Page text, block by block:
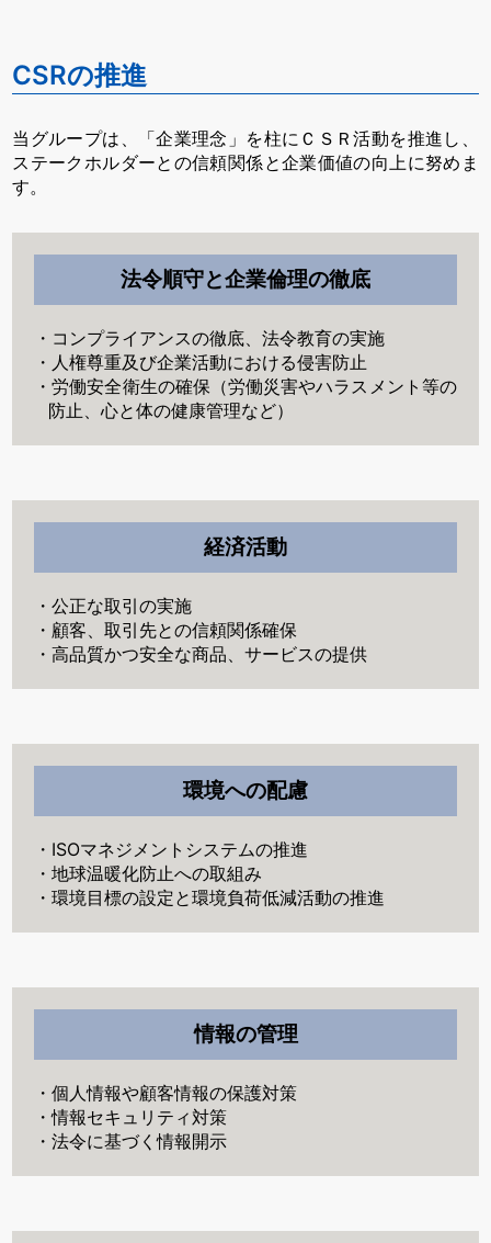
CSRの推進
当グループは、「企業理念」を柱にＣＳＲ活動を推進し、
ステークホルダーとの信頼関係と企業価値の向上に努めま
す。
法令順守と企業倫理の徹底
・コンプライアンスの徹底、法令教育の実施
・人権尊重及び企業活動における侵害防止
・労働安全衛生の確保（労働災害やハラスメント等の
防止、心と体の健康管理など）
経済活動
・公正な取引の実施
・顧客、取引先との信頼関係確保
・高品質かつ安全な商品、サービスの提供
環境への配慮
・ISOマネジメントシステムの推進
・地球温暖化防止への取組み
・環境目標の設定と環境負荷低減活動の推進
情報の管理
・個人情報や顧客情報の保護対策
・情報セキュリティ対策
・法令に基づく情報開示